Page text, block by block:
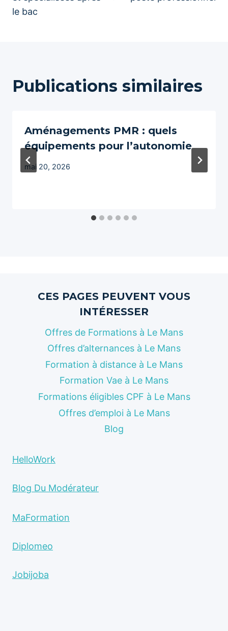
le bac
Publications similaires
Aménagements PMR : quels
équipements pour l’autonomie
mai 20, 2026
CES PAGES PEUVENT VOUS
INTÉRESSER
Offres de Formations à Le Mans
Offres d’alternances à Le Mans
Formation à distance à Le Mans
Formation Vae à Le Mans
Formations éligibles CPF à Le Mans
Offres d’emploi à Le Mans
Blog
HelloWork
Blog Du Modérateur
MaFormation
Diplomeo
Jobijoba